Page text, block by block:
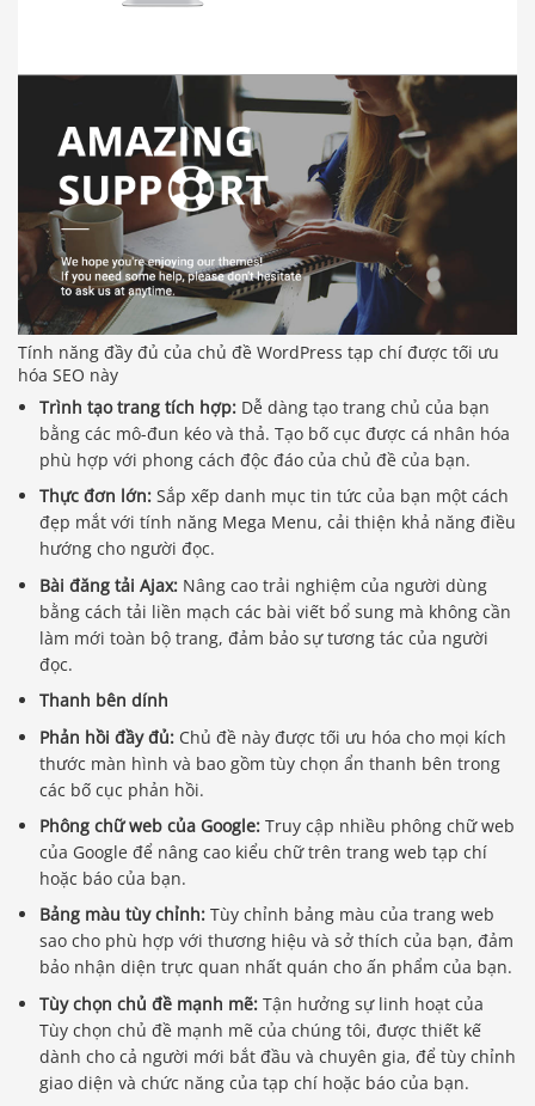
Tính năng đầy đủ của chủ đề WordPress tạp chí được tối ưu
hóa SEO này
Trình tạo trang tích hợp: Dễ dàng tạo trang chủ của bạn
bằng các mô-đun kéo và thả. Tạo bố cục được cá nhân hóa
phù hợp với phong cách độc đáo của chủ đề của bạn.
Thực đơn lớn: Sắp xếp danh mục tin tức của bạn một cách
đẹp mắt với tính năng Mega Menu, cải thiện khả năng điều
hướng cho người đọc.
Bài đăng tải Ajax: Nâng cao trải nghiệm của người dùng
bằng cách tải liền mạch các bài viết bổ sung mà không cần
làm mới toàn bộ trang, đảm bảo sự tương tác của người
đọc.
Thanh bên dính
Phản hồi đầy đủ: Chủ đề này được tối ưu hóa cho mọi kích
thước màn hình và bao gồm tùy chọn ẩn thanh bên trong
các bố cục phản hồi.
Phông chữ web của Google: Truy cập nhiều phông chữ web
của Google để nâng cao kiểu chữ trên trang web tạp chí
hoặc báo của bạn.
Bảng màu tùy chỉnh: Tùy chỉnh bảng màu của trang web
sao cho phù hợp với thương hiệu và sở thích của bạn, đảm
bảo nhận diện trực quan nhất quán cho ấn phẩm của bạn.
Tùy chọn chủ đề mạnh mẽ: Tận hưởng sự linh hoạt của
Tùy chọn chủ đề mạnh mẽ của chúng tôi, được thiết kế
dành cho cả người mới bắt đầu và chuyên gia, để tùy chỉnh
giao diện và chức năng của tạp chí hoặc báo của bạn.